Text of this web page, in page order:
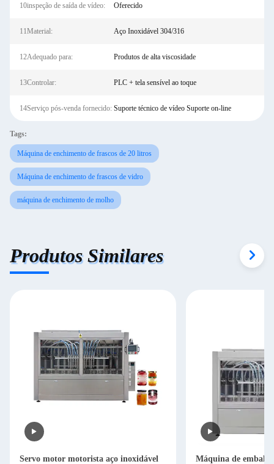
10inspeção de saída de vídeo: Oferecido
11Material: Aço Inoxidável 304/316
12Adequado para: Produtos de alta viscosidade
13Controlar: PLC + tela sensível ao toque
14Serviço pós-venda fornecido: Suporte técnico de vídeo Suporte on-line
Tags:
Máquina de enchimento de frascos de 20 litros
Máquina de enchimento de frascos de vidro
máquina de enchimento de molho
Produtos Similares
Servo motor motorista aço inoxidável
Máquina de